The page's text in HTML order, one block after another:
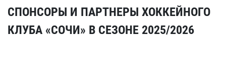
СПОНСОРЫ И ПАРТНЕРЫ ХОККЕЙНОГО
КЛУБА «СОЧИ» В СЕЗОНЕ 2025/2026